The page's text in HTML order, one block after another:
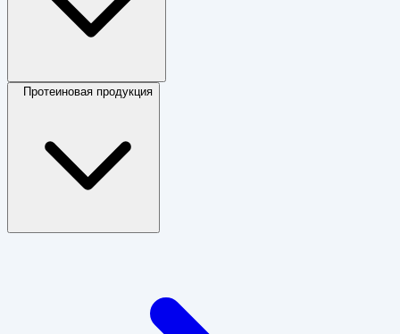
Протеиновая продукция